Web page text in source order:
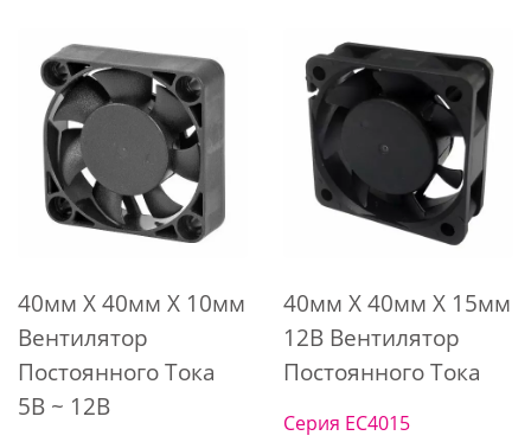
40мм X 40мм X 10мм
Вентилятор
Постоянного Тока
5В ~ 12В
40мм X 40мм X 15мм
12В Вентилятор
Постоянного Тока
Серия EC4015